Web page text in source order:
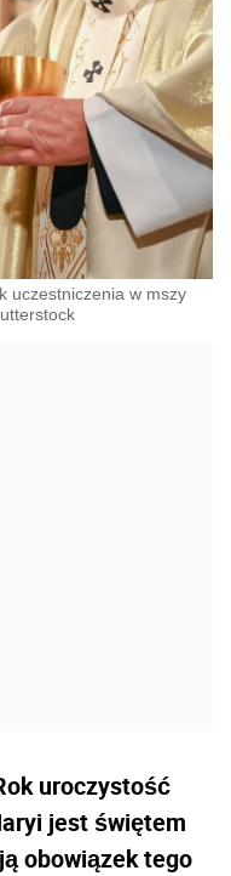
uczestniczenia w mszy
uroczystość
jest świętem
obowiązek tego